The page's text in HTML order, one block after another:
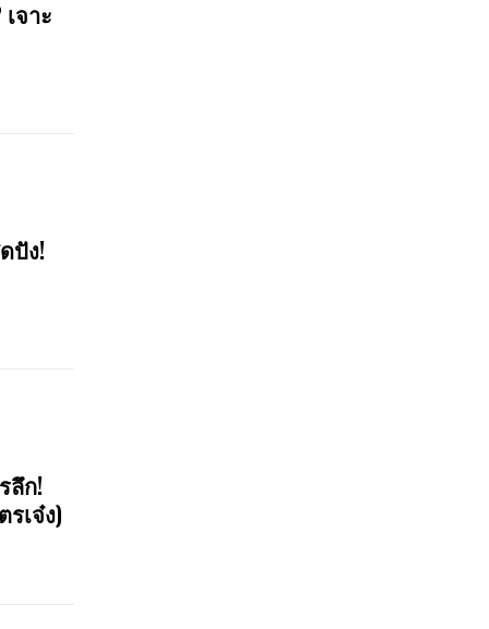
จาะ
ปัง!
ลึก!
เจ๋ง)